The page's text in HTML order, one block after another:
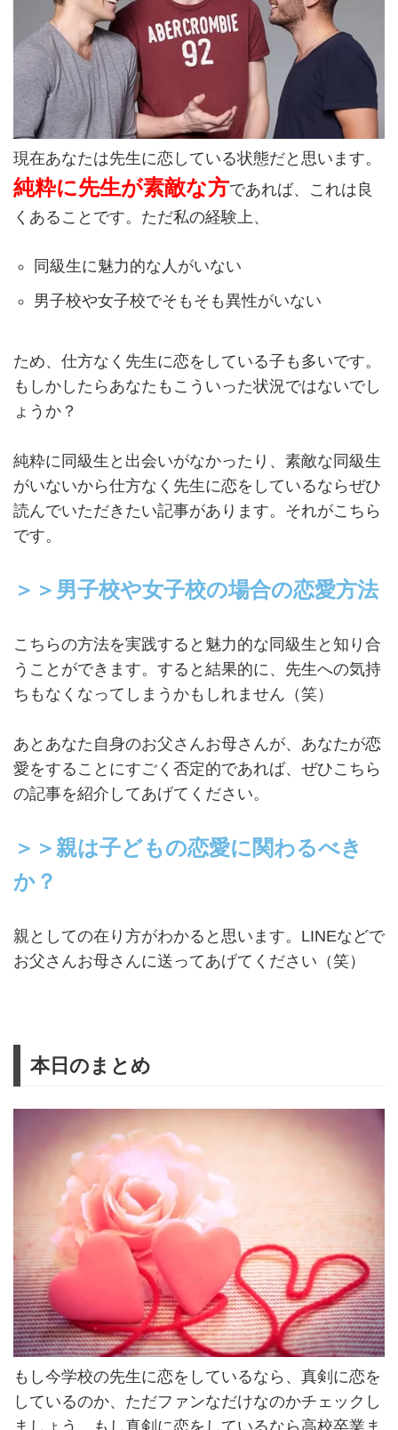
現在あなたは先生に恋している状態だと思います。
純粋に先生が素敵な方であれば、これは良
くあることです。ただ私の経験上、
同級生に魅力的な人がいない
男子校や女子校でそもそも異性がいない
ため、仕方なく先生に恋をしている子も多いです。
もしかしたらあなたもこういった状況ではないでし
ょうか？
純粋に同級生と出会いがなかったり、素敵な同級生
がいないから仕方なく先生に恋をしているならぜひ
読んでいただきたい記事があります。それがこちら
です。
＞＞男子校や女子校の場合の恋愛方法
こちらの方法を実践すると魅力的な同級生と知り合
うことができます。すると結果的に、先生への気持
ちもなくなってしまうかもしれません（笑）
あとあなた自身のお父さんお母さんが、あなたが恋
愛をすることにすごく否定的であれば、ぜひこちら
の記事を紹介してあげてください。
＞＞親は子どもの恋愛に関わるべき
か？
親としての在り方がわかると思います。LINEなどで
お父さんお母さんに送ってあげてください（笑）
本日のまとめ
もし今学校の先生に恋をしているなら、真剣に恋を
しているのか、ただファンなだけなのかチェックし
ましょう。もし真剣に恋をしているなら高校卒業ま